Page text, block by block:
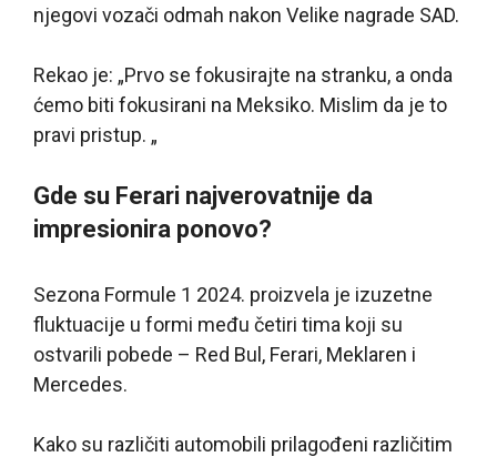
njegovi vozači odmah nakon Velike nagrade SAD.
Rekao je: „Prvo se fokusirajte na stranku, a onda
ćemo biti fokusirani na Meksiko. Mislim da je to
pravi pristup. „
Gde su Ferari najverovatnije da
impresionira ponovo?
Sezona Formule 1 2024. proizvela je izuzetne
fluktuacije u formi među četiri tima koji su
ostvarili pobede – Red Bul, Ferari, Meklaren i
Mercedes.
Kako su različiti automobili prilagođeni različitim